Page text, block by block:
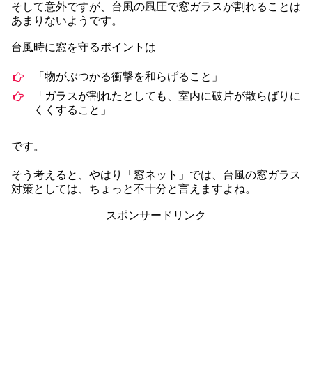
そして意外ですが、台風の風圧で窓ガラスが割れることは
あまりないようです。
台風時に窓を守るポイントは
「物がぶつかる衝撃を和らげること」
「ガラスが割れたとしても、室内に破片が散らばりに
くくすること」
です。
そう考えると、やはり「窓ネット」では、台風の窓ガラス
対策としては、ちょっと不十分と言えますよね。
スポンサードリンク